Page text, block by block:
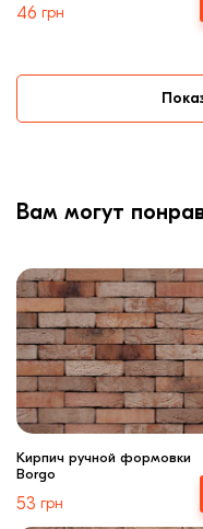
46 грн
Вам могут
Кирпич ручной формовки
Borgo
53 грн